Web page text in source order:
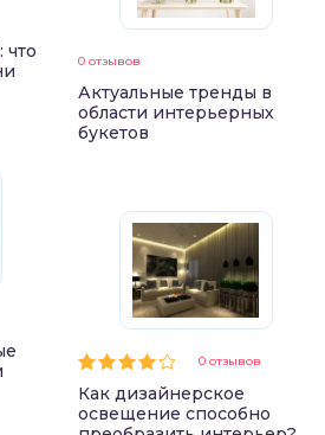
0 отзывов
Актуальные тренды в
области интерьерных
букетов
0 отзывов
Как дизайнерское
освещение способно